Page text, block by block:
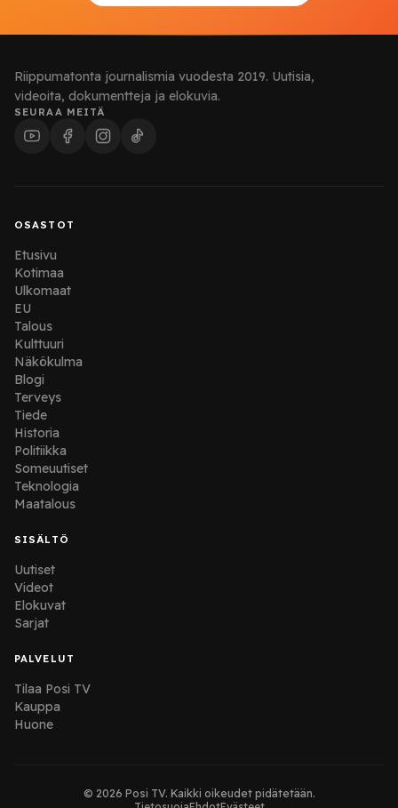
Riippumatonta journalismia vuodesta 2019. Uutisia,
videoita, dokumentteja ja elokuvia.
SEURAA MEITÄ
OSASTOT
Etusivu
Kotimaa
Ulkomaat
EU
Talous
Kulttuuri
Näkökulma
Blogi
Terveys
Tiede
Historia
Politiikka
Someuutiset
Teknologia
Maatalous
SISÄLTÖ
Uutiset
Videot
Elokuvat
Sarjat
PALVELUT
Tilaa Posi TV
Kauppa
Huone
© 2026 Posi TV. Kaikki oikeudet pidätetään.